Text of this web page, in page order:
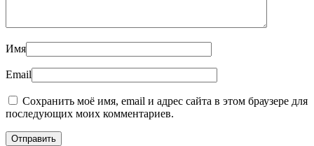
Имя
Email
Сохранить моё имя, email и адрес сайта в этом браузере для
последующих моих комментариев.